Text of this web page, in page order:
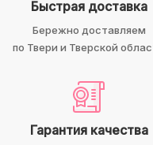
Быстрая доставка
Бережно доставляем
по Твери и Тверской
Гарантия качества